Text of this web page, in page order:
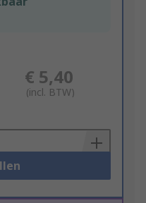
€ 5,40
(incl. BTW)